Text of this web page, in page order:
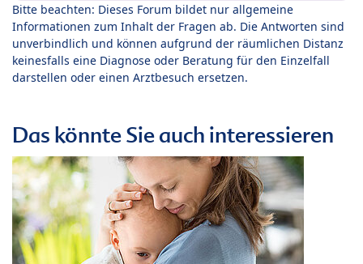
Bitte beachten: Dieses Forum bildet nur allgemeine
Informationen zum Inhalt der Fragen ab. Die Antworten sind
unverbindlich und können aufgrund der räumlichen Distanz
keinesfalls eine Diagnose oder Beratung für den Einzelfall
darstellen oder einen Arztbesuch ersetzen.
Das könnte Sie auch interessieren